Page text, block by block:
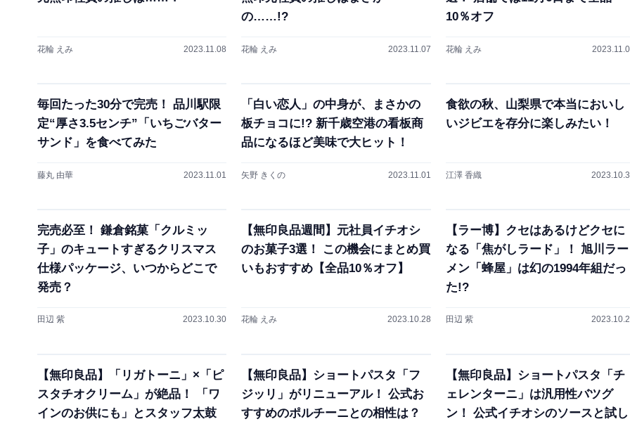
花輪 えみ 2023.11.08
の……!?
花輪 えみ 2023.11.07
10％オフ
花輪 えみ
毎回たった30分で完売！ 品川駅限
定“厚さ3.5センチ”「いちごバター
サンド」を食べてみた
藤丸 由華 2023.11.01
「白い恋人」の中身が、まさかの
板チョコに!? 新千歳空港の看板商
品になるほど美味で大ヒット！
矢野 きくの 2023.11.01
食欲の秋、山梨県で本当においし
いジビエを存分に楽しみたい！
江澤 香織
完売必至！ 鎌倉銘菓「クルミッ
子」のキュートすぎるクリスマス
仕様パッケージ、いつからどこで
発売？
田辺 紫 2023.10.30
【無印良品週間】元社員イチオシ
のお菓子3選！ この機会にまとめ買
いもおすすめ【全品10％オフ】
花輪 えみ 2023.10.28
【ラー博】クセはあるけどクセに
なる「焦がしラード」！ 旭川ラー
メン「蜂屋」は幻の1994年組だっ
た!?
田辺 紫
【無印良品】「リガトーニ」×「ピ
スタチオクリーム」が絶品！ 「ワ
インのお供にも」とスタッフ太鼓
【無印良品】ショートパスタ「フ
ジッリ」がリニューアル！ 公式お
すすめのポルチーニとの相性は？
【無印良品】ショートパスタ「チ
ェレンターニ」は汎用性バツグ
ン！ 公式イチオシのソースと試し